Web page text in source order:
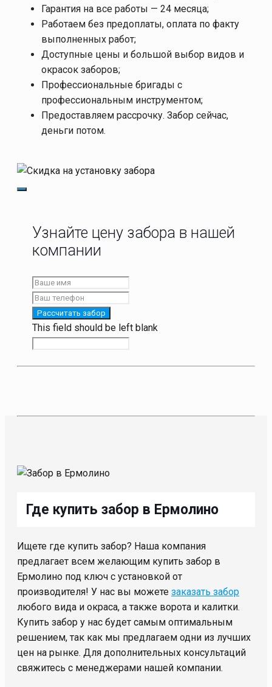
Гарантия на все работы — 24 месяца;
Работаем без предоплаты, оплата по факту
выполненных работ;
Доступные цены и большой выбор видов и
окрасок заборов;
Профессиональные бригады с
профессиональным инструментом;
Предоставляем рассрочку. Забор сейчас,
деньги потом.
Узнайте цену забора в нашей
компании
Рассчитать забор
This field should be left blank
Где купить забор в Ермолино
Ищете где купить забор? Наша компания
предлагает всем желающим купить забор в
Ермолино под ключ с установкой от
производителя! У нас вы можете заказать забор
любого вида и окраса, а также ворота и калитки.
Купить забор у нас будет самым оптимальным
решением, так как мы предлагаем одни из лучших
цен на рынке. Для дополнительных консультаций
свяжитесь с менеджерами нашей компании.